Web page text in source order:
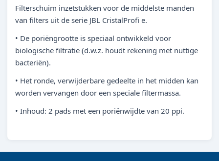
Filterschuim inzetstukken voor de middelste manden
van filters uit de serie JBL CristalProfi e.
• De poriëngrootte is speciaal ontwikkeld voor
biologische filtratie (d.w.z. houdt rekening met nuttige
bacteriën).
• Het ronde, verwijderbare gedeelte in het midden kan
worden vervangen door een speciale filtermassa.
• Inhoud: 2 pads met een poriënwijdte van 20 ppi.